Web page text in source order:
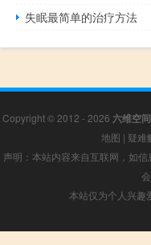
失眠最简单的治疗方法
Copyright © 2012 - 2026 六维空间
地图 | 疑难
声明：本站内容来自互联网，如
本站仅为个人兴趣